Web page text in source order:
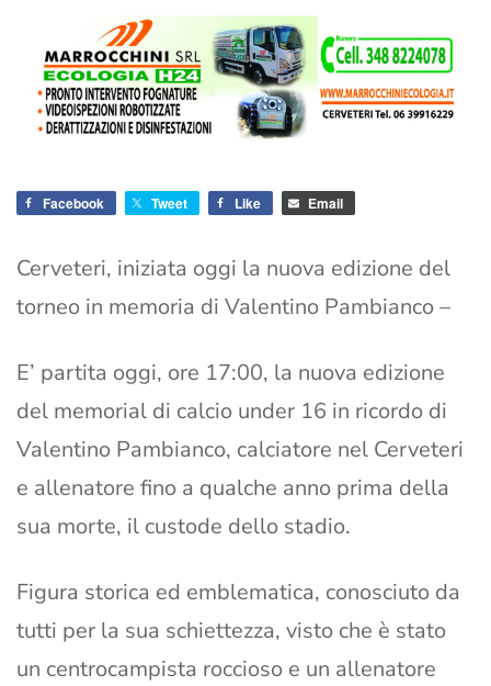
Facebook Tweet Like Email
Cerveteri, iniziata oggi la nuova edizione del
torneo in memoria di Valentino Pambianco –
E’ partita oggi, ore 17:00, la nuova edizione
del memorial di calcio under 16 in ricordo di
Valentino Pambianco, calciatore nel Cerveteri
e allenatore fino a qualche anno prima della
sua morte, il custode dello stadio.
Figura storica ed emblematica, conosciuto da
tutti per la sua schiettezza, visto che è stato
un centrocampista roccioso e un allenatore